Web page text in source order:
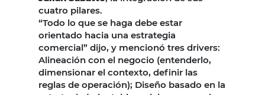
cuatro pilares.
“Todo lo que se haga debe estar
orientado hacia una estrategia
comercial” dijo, y mencionó tres drivers:
Alineación con el negocio (entenderlo,
dimensionar el contexto, definir las
reglas de operación); Diseño basado en la